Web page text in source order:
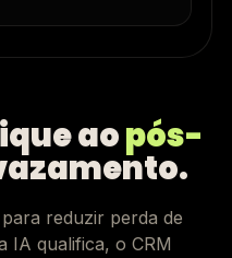
aopós-
reduzir perda de
IA qualifica, o CRM